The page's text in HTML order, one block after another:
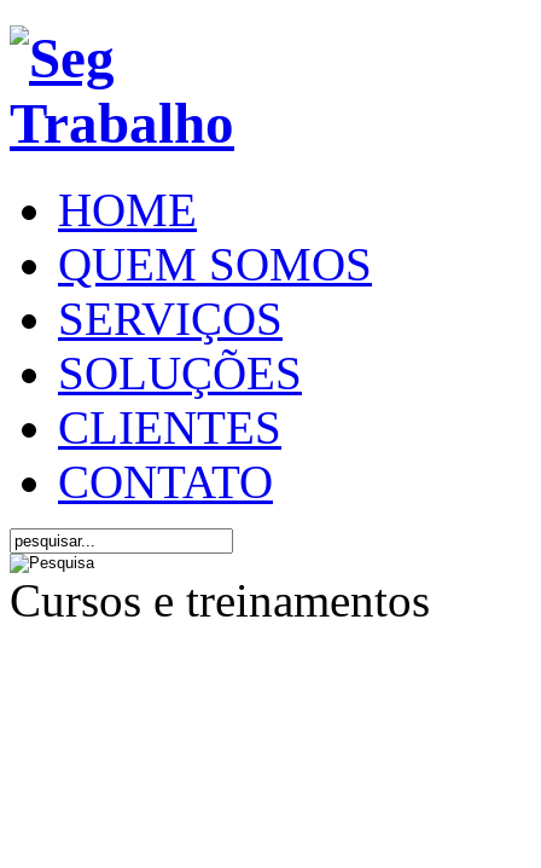
HOME
QUEM SOMOS
SERVIÇOS
SOLUÇÕES
CLIENTES
CONTATO
Cursos e treinamentos